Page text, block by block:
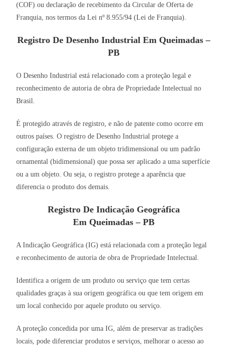
(COF) ou declaração de recebimento da Circular de Oferta de
Franquia, nos termos da Lei nº 8.955/94 (Lei de Franquia).
Registro De Desenho Industrial Em Queimadas –
PB
O Desenho Industrial está relacionado com a proteção legal e
reconhecimento de autoria de obra de Propriedade Intelectual no
Brasil.
É protegido através de registro, e não de patente como ocorre em
outros países. O registro de Desenho Industrial protege a
configuração externa de um objeto tridimensional ou um padrão
ornamental (bidimensional) que possa ser aplicado a uma superfície
ou a um objeto. Ou seja, o registro protege a aparência que
diferencia o produto dos demais.
Registro De Indicação Geográfica
Em Queimadas – PB
A Indicação Geográfica (IG) está relacionada com a proteção legal
e reconhecimento de autoria de obra de Propriedade Intelectual.
Identifica a origem de um produto ou serviço que tem certas
qualidades graças à sua origem geográfica ou que tem origem em
um local conhecido por aquele produto ou serviço.
A proteção concedida por uma IG, além de preservar as tradições
locais, pode diferenciar produtos e serviços, melhorar o acesso ao